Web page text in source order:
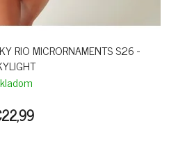
RIO MICRORNAMENTS S26 -